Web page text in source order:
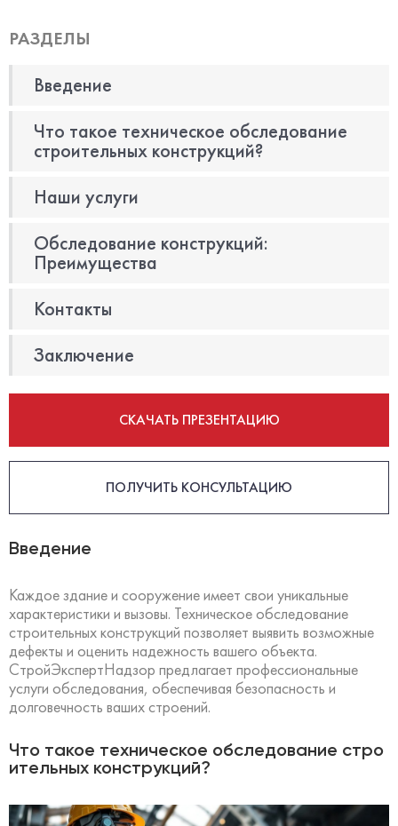
РАЗДЕЛЫ
Введение
Что такое техническое обследование
строительных конструкций?
Наши услуги
Обследование конструкций:
Преимущества
Контакты
Заключение
СКАЧАТЬ ПРЕЗЕНТАЦИЮ
ПОЛУЧИТЬ КОНСУЛЬТАЦИЮ
Введение
Каждое здание и сооружение имеет свои уникальные
характеристики и вызовы. Техническое обследование
строительных конструкций позволяет выявить возможные
дефекты и оценить надежность вашего объекта.
СтройЭкспертНадзор предлагает профессиональные
услуги обследования, обеспечивая безопасность и
долговечность ваших строений.
Что такое техническое обследование стро
ительных конструкций?